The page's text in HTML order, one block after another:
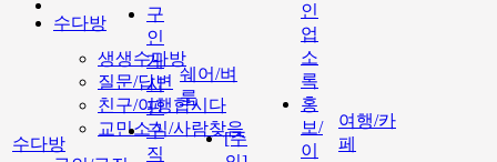
수다방
생생수다방
질문/답변
친구/여행합시다
교민소식/사람찾음
수다방
구
인
게
시
판
구
직
쉐어/벼
룩
[주
인
업
소
록
홍
보/
이
여행/카
페